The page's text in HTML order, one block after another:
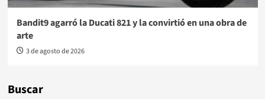
Bandit9 agarró la Ducati 821 y la convirtió en una obra de
arte
3 de agosto de 2026
Buscar